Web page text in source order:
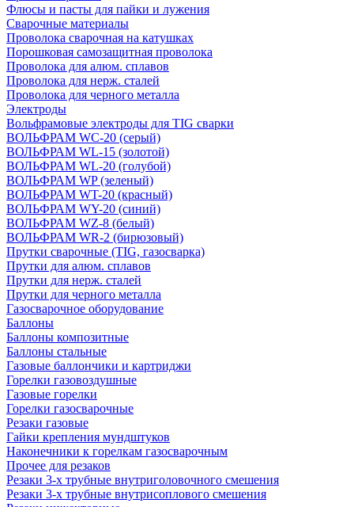
Флюсы и пасты для пайки и лужения
Сварочные материалы
Проволока сварочная на катушках
Порошковая самозащитная проволока
Проволока для алюм. сплавов
Проволока для нерж. сталей
Проволока для черного металла
Электроды
Вольфрамовые электроды для TIG сварки
ВОЛЬФРАМ WC-20 (серый)
ВОЛЬФРАМ WL-15 (золотой)
ВОЛЬФРАМ WL-20 (голубой)
ВОЛЬФРАМ WP (зеленый)
ВОЛЬФРАМ WT-20 (красный)
ВОЛЬФРАМ WY-20 (синий)
ВОЛЬФРАМ WZ-8 (белый)
ВОЛЬФРАМ WR-2 (бирюзовый)
Прутки сварочные (TIG, газосварка)
Прутки для алюм. сплавов
Прутки для нерж. сталей
Прутки для черного металла
Газосварочное оборудование
Баллоны
Баллоны композитные
Баллоны стальные
Газовые баллончики и картриджи
Горелки газовоздушные
Газовые горелки
Горелки газосварочные
Резаки газовые
Гайки крепления мундштуков
Наконечники к горелкам газосварочным
Прочее для резаков
Резаки 3-х трубные внутриголовочного смешения
Резаки 3-х трубные внутрисоплового смешения